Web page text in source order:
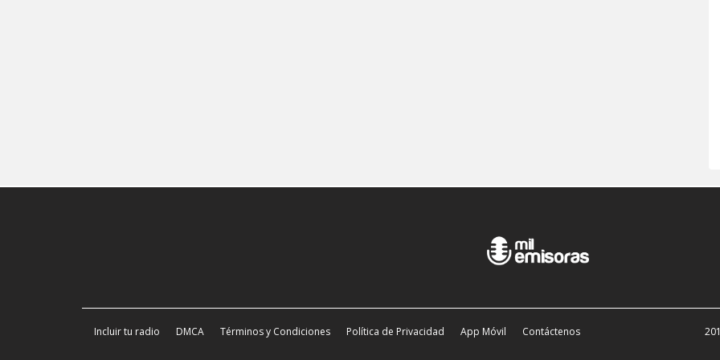
Incluir tu radio DMCA Términos y Condiciones Política de Privacidad App Móvil Contáctenos